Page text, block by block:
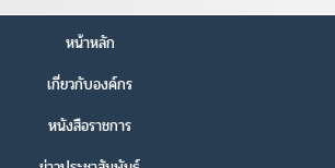
หน้าหลัก
เกี่ยวกับองค์กร
หนังสือราชการ